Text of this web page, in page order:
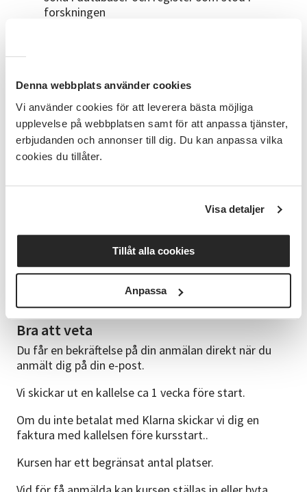
Denna webbplats använder cookies
Vi använder cookies för att leverera bästa möjliga
upplevelse på webbplatsen samt för att anpassa tjänster,
erbjudanden och annonser till dig. Du kan anpassa vilka
cookies du tillåter.
Visa detaljer
Tillåt alla cookies
Anpassa
forskningen
lära sig använda mantalslängder när andra
källor saknas
Förkunskaper
Grundläggande datorvana krävs.
Material
För att delta behöver du ta med din egen dator eller
abonnemang för släktforskar programmet Arkiv
Kursledare
Bra att veta
Du får en bekräftelse på din anmälan direkt när du
anmält dig på din e-post.
Vi skickar ut en kallelse ca 1 vecka före start.
Om du inte betalat med Klarna skickar vi dig en
faktura med kallelsen före kursstart..
Kursen har ett begränsat antal platser.